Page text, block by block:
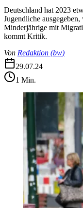
Deutschland hat 2023
Jugendliche
Minderjährige mit
kommt Kritik.
Von Redaktion (bw)
29.07.24
1 Min.